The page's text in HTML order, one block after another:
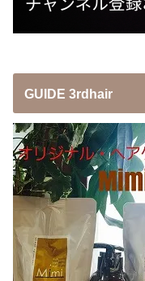
GUIDE 3rdhair